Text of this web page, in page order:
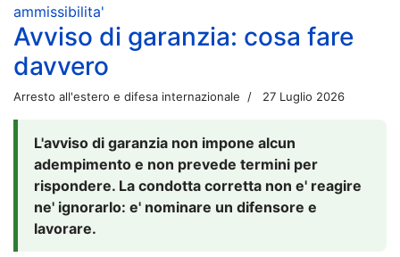
ammissibilita'
Avviso di garanzia: cosa fare
davvero
Arresto all'estero e difesa internazionale 27 Luglio 2026
L'avviso di garanzia non impone alcun
adempimento e non prevede termini per
rispondere. La condotta corretta non e' reagire
ne' ignorarlo: e' nominare un difensore e
lavorare.